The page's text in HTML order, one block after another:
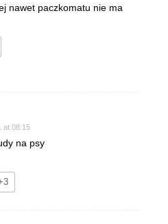
nawet paczkomatu nie ma
at 08:15
na psy